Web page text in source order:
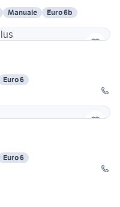
Manuale
Euro 6b
Euro 6
Euro 6